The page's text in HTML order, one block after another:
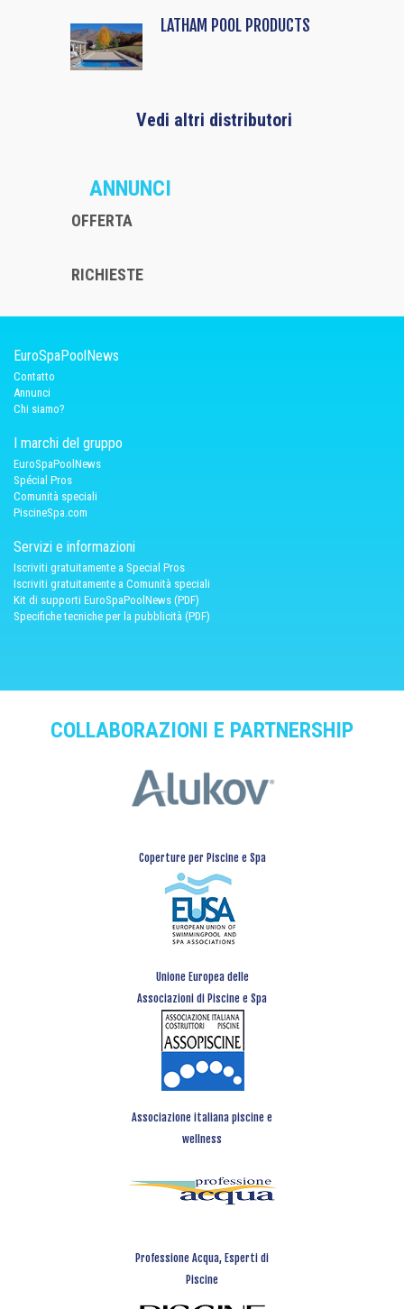
LATHAM POOL PRODUCTS
Vedi altri distributori
ANNUNCI
OFFERTA
RICHIESTE
EuroSpaPoolNews
Contatto
Annunci
Chi siamo?
I marchi del gruppo
EuroSpaPoolNews
Spécial Pros
Comunità speciali
PiscineSpa.com
Servizi e informazioni
Iscriviti gratuitamente a Special Pros
Iscriviti gratuitamente a Comunità speciali
Kit di supporti EuroSpaPoolNews (PDF)
Specifiche tecniche per la pubblicità (PDF)
COLLABORAZIONI E PARTNERSHIP
Coperture per Piscine e Spa
Unione Europea delle
Associazioni di Piscine e Spa
Associazione italiana piscine e
wellness
Professione Acqua, Esperti di
Piscine